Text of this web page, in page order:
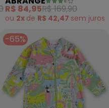
Bebê Menina (Nude)
R$ 84,95R$ 169,90
ou 2x de R$ 42,47 sem juros
-65%